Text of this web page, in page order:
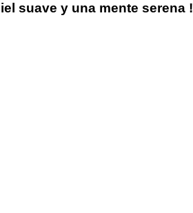
suave y una mente serena !